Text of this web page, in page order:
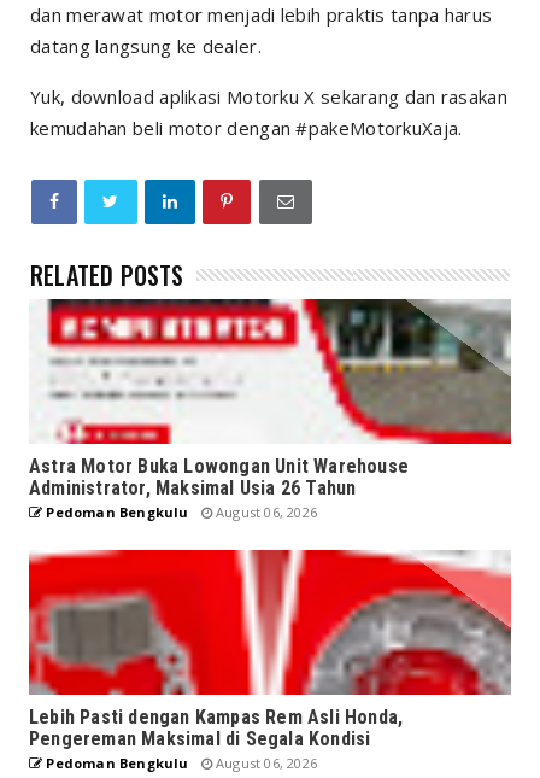
dan merawat motor menjadi lebih praktis tanpa harus
datang langsung ke dealer.
Yuk, download aplikasi Motorku X sekarang dan rasakan
kemudahan beli motor dengan #pakeMotorkuXaja.
RELATED POSTS
Astra Motor Buka Lowongan Unit Warehouse
Administrator, Maksimal Usia 26 Tahun
Pedoman Bengkulu August 06, 2026
Lebih Pasti dengan Kampas Rem Asli Honda,
Pengereman Maksimal di Segala Kondisi
Pedoman Bengkulu August 06, 2026